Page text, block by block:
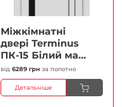
Міжкімнатні
двері Terminus
ПК-15 Білий мат
(Термінус) Чорне
скло Плівка
від 6289 грн за полотно
Детальніше